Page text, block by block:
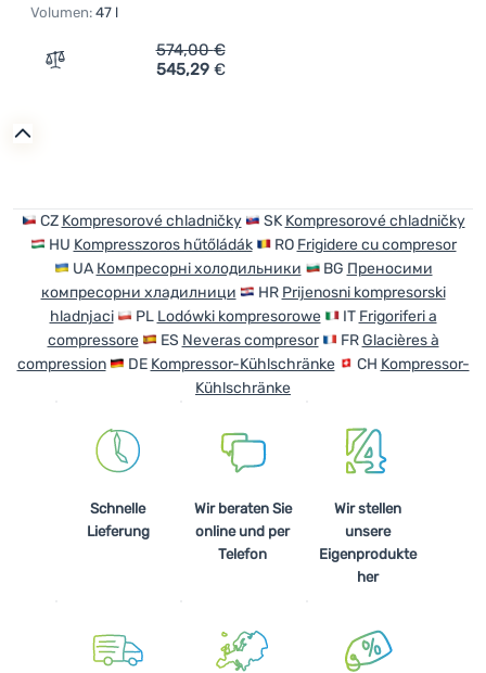
Volumen: 47 l
Zum Vergleich 'Kompressor-Kühlschrank Yolco GCX47'
574,00€
545,29 €
CZ Kompresorové chladničky SK Kompresorové chladničky
HU Kompresszoros hűtőládák RO Frigidere cu compresor
UA Компресорні холодильники BG Преносими
компресорни хладилници
HR Prijenosni kompresorski
hladnjaci
PL Lodówki kompresorowe IT Frigoriferi a
compressore
ES Neveras compresor FRGlacières à
compression
DE Kompressor-Kühlschränke CH Kompressor-
Kühlschränke
Schnelle
Lieferung
Wir beraten Sie
online und per
Telefon
Wir stellen
unsere
Eigenprodukte
her